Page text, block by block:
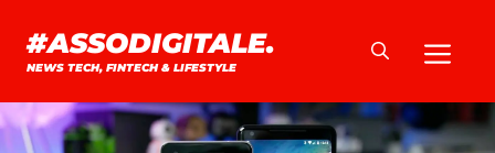
contenuto
#ASSODIGITALE.
NEWS TECH, FINTECH & LIFESTYLE